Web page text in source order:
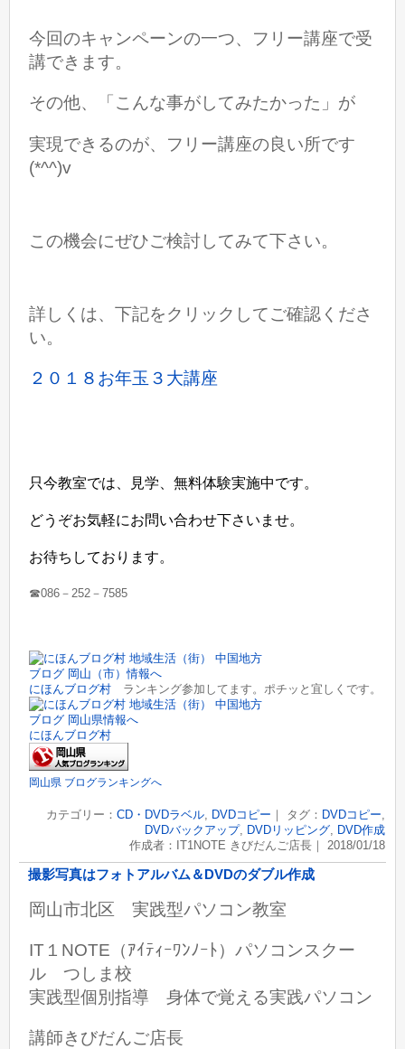
今回のキャンペーンの一つ、 フリー講座で受
講できます。
その他、「こんな事がしてみたかった」が
実現できるのが、フリー講座の良い所です
(*^^)v
この機会にぜひご検討してみて下さい。
詳しくは、下記をクリックしてご確認くださ
い。
２０１８お年玉３大講座
只今教室では、見学、無料体験実施中です。
どうぞお気軽にお問い合わせ下さいませ。
お待ちしております。
☎086－252－7585
にほんブログ村 ランキング参加してます。ポチッと宜しくです。
にほんブログ村
岡山県 ブログランキングへ
カテゴリー： CD・DVDラベル, DVDコピー ｜ タグ： DVDコピー,
DVDバックアップ, DVDリッピング, DVD作成
作成者：IT1NOTE きびだんご店長｜ 2018/01/18
撮影写真はフォトアルバム＆DVDのダブル作成
岡山市北区 実践型パソコン教室
IT１NOTE（ｱｲﾃｨｰﾜﾝﾉｰﾄ）パソコンスクー
ル つしま校
実践型個別指導 身体で覚える実践パソコン
講師きびだんご店長